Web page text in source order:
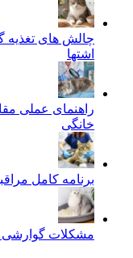
چالش‌ های تغذیه
اشتها
راهنمای عملی
خانگی
برنامه کامل
مشکلات گوارشی